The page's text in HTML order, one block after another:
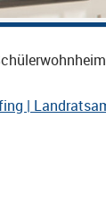
|